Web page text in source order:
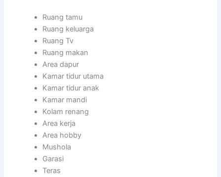
Ruang tamu
Ruang keluarga
Ruang Tv
Ruang makan
Area dapur
Kamar tidur utama
Kamar tidur anak
Kamar mandi
Kolam renang
Area kerja
Area hobby
Mushola
Garasi
Teras